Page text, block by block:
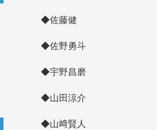
◆佐藤健
◆佐野勇斗
◆宇野昌磨
◆山田涼介
◆山﨑賢人